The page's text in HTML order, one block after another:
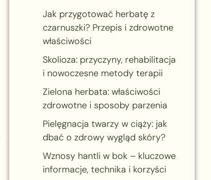
Jak przygotować herbatę z
czarnuszki? Przepis i zdrowotne
właściwości
Skolioza: przyczyny, rehabilitacja
i nowoczesne metody terapii
Zielona herbata: właściwości
zdrowotne i sposoby parzenia
Pielęgnacja twarzy w ciąży: jak
dbać o zdrowy wygląd skóry?
Wznosy hantli w bok – kluczowe
informacje, technika i korzyści